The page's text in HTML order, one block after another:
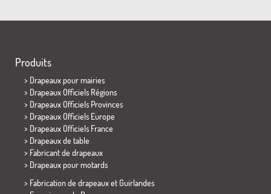
Produits
> Drapeaux pour mairies
> Drapeaux Officiels Régions
> Drapeaux Officiels Provinces
> Drapeaux Officiels Europe
> Drapeaux Officiels France
> Drapeaux de table
> Fabricant de drapeaux
> Drapeaux pour motards
> Fabrication de drapeaux et Guirlandes